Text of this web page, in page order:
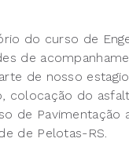
do curso de
de
de nosso
colocação do
de Pavimentação
de Pelotas-RS.